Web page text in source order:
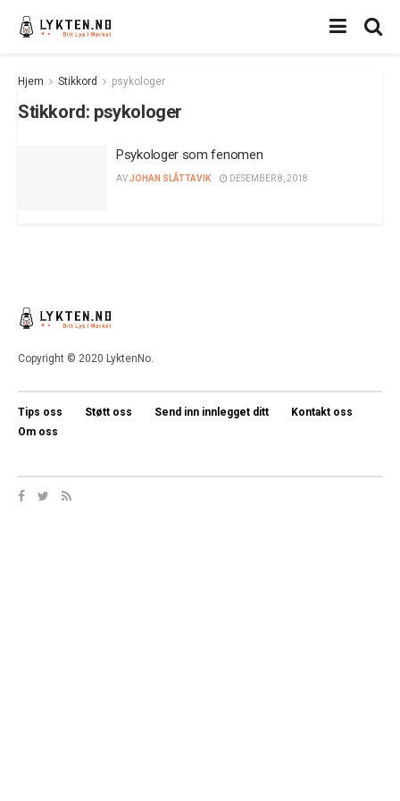
Hjem Stikkord psykologer
Stikkord: psykologer
Psykologer som fenomen
AVJOHAN SLÅTTAVIK DESEMBER 8, 2018
Copyright © 2020 LyktenNo.
Tips oss Støtt oss Send inn innlegget ditt
Kontakt oss
Om oss